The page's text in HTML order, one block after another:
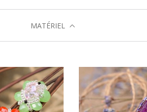
MATÉRIEL